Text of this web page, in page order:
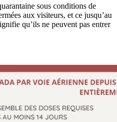
sous conditions de
aux visiteurs, et ce jusqu’au
qu’ils ne peuvent pas entrer